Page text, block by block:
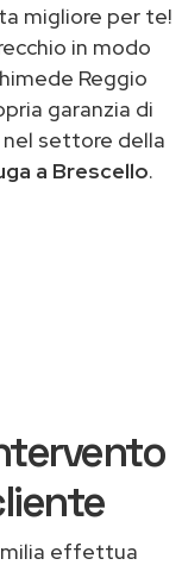
migliore per te!
in modo
Reggio
garanzia di
settore della
a Brescello.
effettua